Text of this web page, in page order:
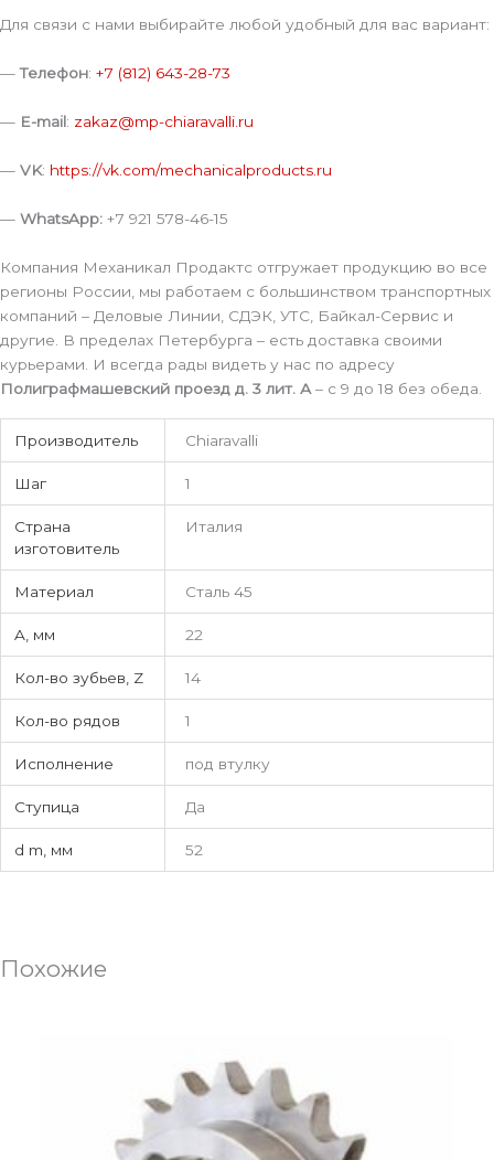
Для связи с нами выбирайте любой удобный для вас вариант:
—Телефон: +7 (812) 643-28-73
— E-mail: zakaz@mp-chiaravalli.ru
— VK: https://vk.com/mechanicalproducts.ru
— WhatsApp: +7 921 578-46-15
Компания Механикал Продактс отгружает продукцию во все
регионы России, мы работаем с большинством транспортных
компаний – Деловые Линии, СДЭК, УТС, Байкал-Сервис и
другие. В пределах Петербурга – есть доставка своими
курьерами. И всегда рады видеть у нас по адресу
Полиграфмашевский проезд д. 3 лит. А – с 9 до 18 без обеда.
Производитель Chiaravalli
Шаг 1
Страна
изготовитель
Италия
Материал Сталь 45
A, мм 22
Кол-во зубьев, Z 14
Кол-во рядов 1
Исполнение под втулку
Ступица Да
d m, мм 52
Похожие